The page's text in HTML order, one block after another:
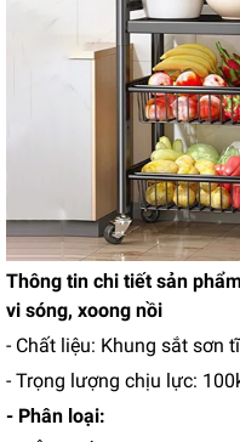
Thông tin chi tiết sản
vi sóng, xoong nồi
- Chất liệu: Khung sắt sơn
- Trọng lượng chịu lực:
- Phân loại: